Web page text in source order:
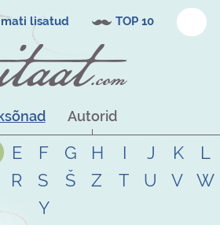
lisatud TOP 10
Autorid
E F G H I J K
L
R S Š Z T U V
W
Y